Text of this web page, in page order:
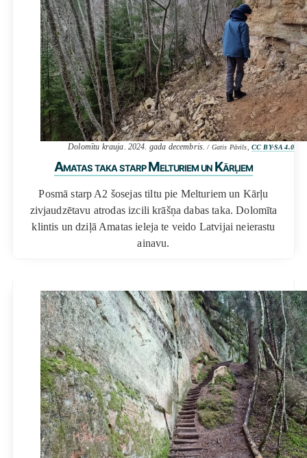
Dolomītu krauja. 2024. gada decembris./ Gatis Pāvils, CC BY-SA 4.0
Amatas taka starp Melturiem un Kārļiem
Posmā starp A2 šosejas tiltu pie Melturiem un Kārļu
zivjaudzētavu atrodas izcili krāšņa dabas taka. Dolomīta
klintis un dziļā Amatas ieleja te veido Latvijai neierastu
ainavu.